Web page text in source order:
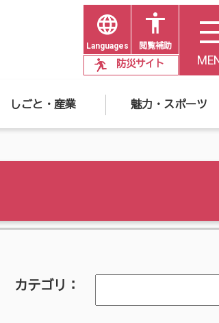
Languages 閲覧補助
防災サイト
しごと・産業 魅力・スポーツ
カテゴリ：